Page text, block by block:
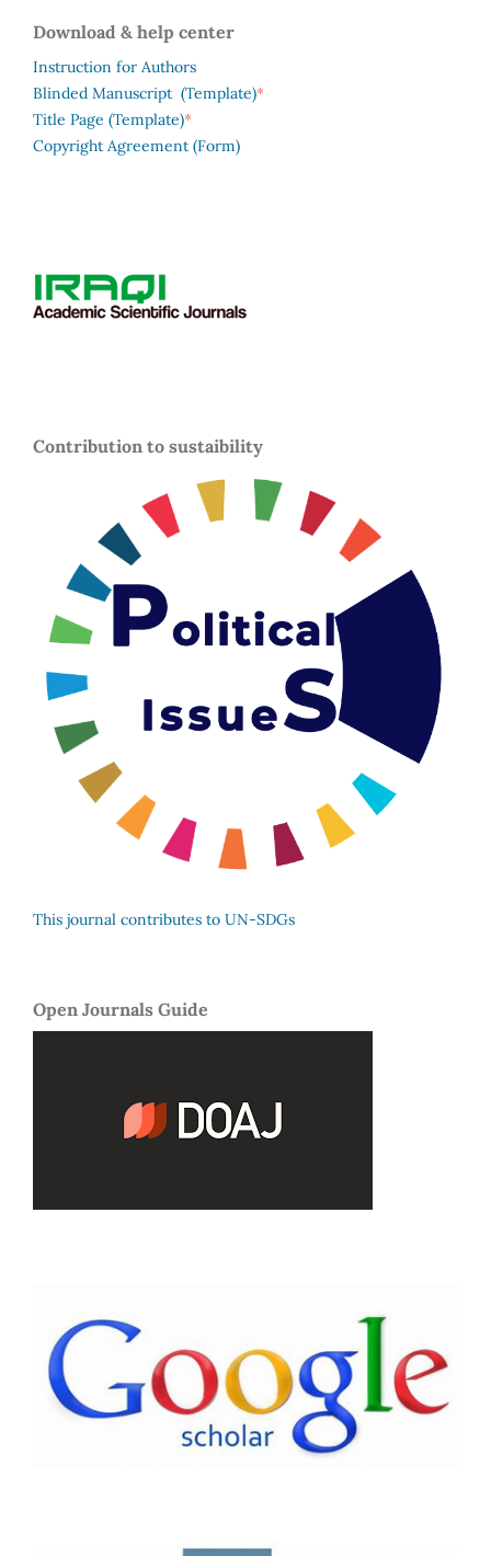
Download & help center
Instruction for Authors
Blinded Manuscript (Template)*
Title Page (Template)*
Copyright Agreement (Form)
Contribution to sustaibility
This journal contributes to UN-SDGs
Open Journals Guide